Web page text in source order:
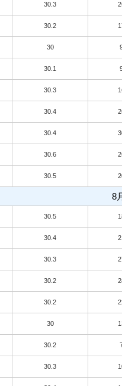
30.3
30.2
30
30.1
30.3
30.4
30.4
30.6
30.5
8
30.5
30.4
30.3
30.2
30.2
30
30.2
30.3